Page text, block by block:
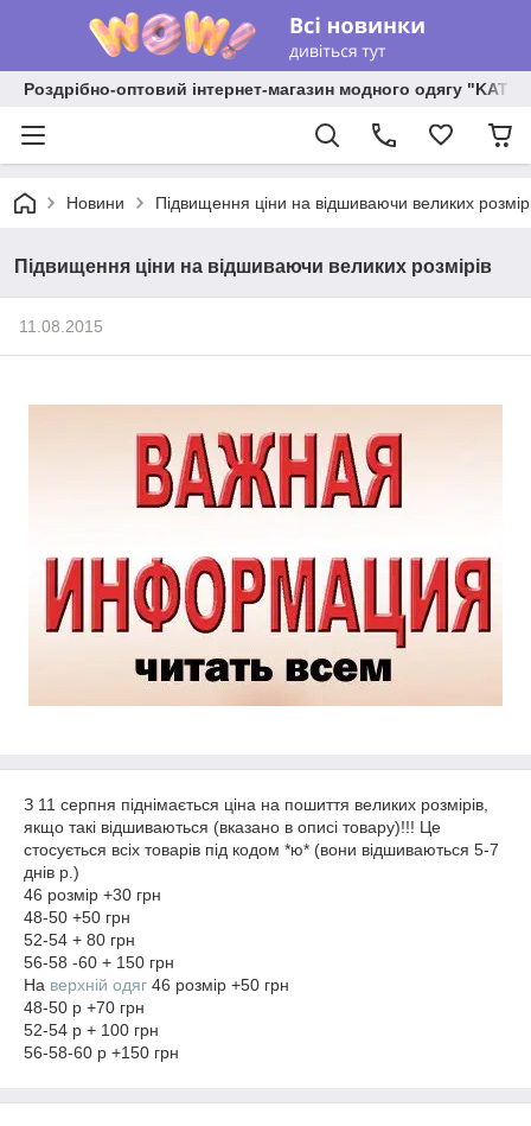
Роздрібно-оптовий інтернет-магазин модного одягу
Новини Підвищення ціни на відшиваючи великих
Підвищення ціни на відшиваючи великих розмірів
11.08.2015
З 11 серпня піднімається ціна на пошиття великих розмірів,
якщо такі відшиваються (вказано в описі товару)!!! Це
стосується всіх товарів під кодом *ю* (вони відшиваються 5-7
днів р.)
46 розмір +30 грн
48-50 +50 грн
52-54 + 80 грн
56-58 -60 + 150 грн
На верхній одяг 46 розмір +50 грн
48-50 р +70 грн
52-54 р + 100 грн
56-58-60 р +150 грн